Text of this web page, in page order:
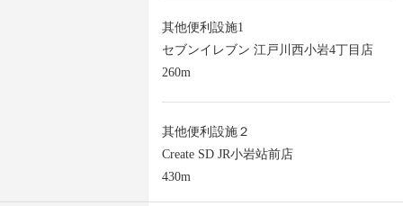
其他便利設施1
セブンイレブン 江戸川西小岩4丁目店
260m
其他便利設施２
Create SD JR小岩站前店
430m